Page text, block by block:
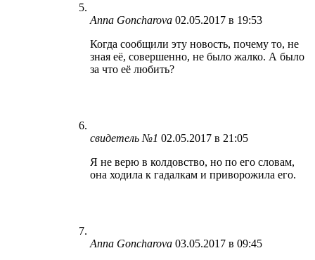
Anna Goncharova 02.05.2017 в 19:53
Когда сообщили эту новость, почему то, не
зная её, совершенно, не было жалко. А было
за что её любить?
свидетель №1 02.05.2017 в 21:05
Я не верю в колдовство, но по его словам,
она ходила к гадалкам и приворожила его.
Anna Goncharova 03.05.2017 в 09:45